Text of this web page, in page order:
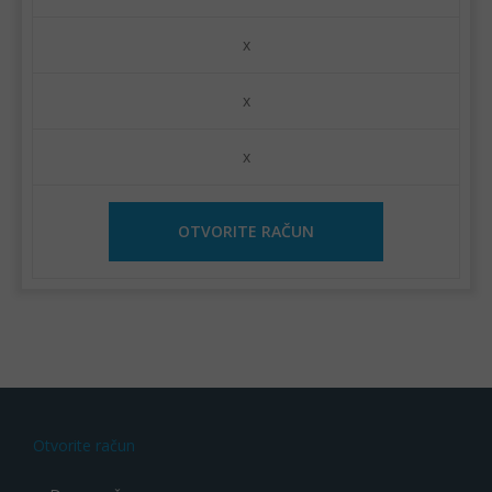
x
x
x
OTVORITE RAČUN
Otvorite račun